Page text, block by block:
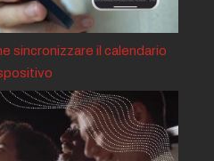
sincronizzare il calendario